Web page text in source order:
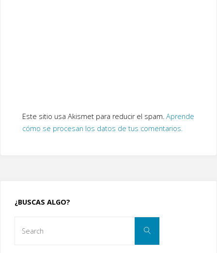
Este sitio usa Akismet para reducir el spam. Aprende
cómo se procesan los datos de tus comentarios.
¿BUSCAS ALGO?
Search